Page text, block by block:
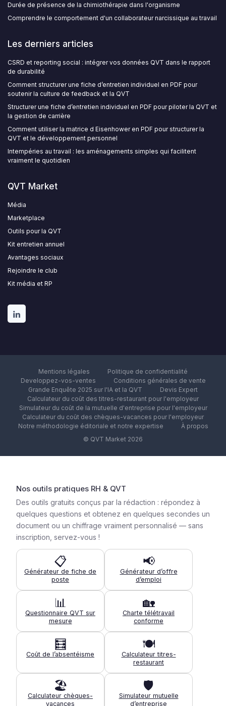
Durée de présence de la chimiothérapie dans l'organisme
Comprendre le comportement d'un collaborateur narcissique au travail
Les derniers articles
CSRD et reporting social : intégrer vos données QVT dans le rapport
de durabilité
Comment structurer une fiche d’entretien individuel en PDF pour
soutenir la culture de feedback et la QVT
Structurer une fiche d’entretien individuel en PDF pour piloter la QVT et
la gestion de carrière
Comment utiliser la matrice d Eisenhower en PDF pour structurer la
QVT et le développement personnel
Intempéries au travail : les aménagements simples qui facilitent
vraiment le quotidien
QVT Market
Média
Marketplace
Outils pour la QVT
Kit entretien annuel
Avantages sociaux
Rejoindre le club
Kit média et RP
Mentions légales
Politique de confidentialité
Developpez-vos-ventes
Conditions générales de vente
Grande Enquête 2025 sur l'IA et la QVT
Devis Expert
Calculateur du coût des titres-restaurant pour l'employeur
Simulateur du coût de la mutuelle d'entreprise pour l'employeur
Calculateur du coût des chèques-vacances pour l'employeur
Notre méthodologie éditoriale et notre expertise
À propos
© QVT Market 2026
Nos outils pratiques RH & QVT
Des outils gratuits conçus par la rédaction : répondez à
quelques questions et obtenez en quelques secondes un
document ou un chiffrage vraiment personnalisé — sans
inscription, servez-vous !
📋
Générateur de fiche de
poste
📢
Générateur d’offre
d’emploi
📊
Questionnaire QVT sur
mesure
🏡
Charte télétravail
conforme
🧮
Coût de l’absentéisme
🍽️
Calculateur titres-
restaurant
🏖️
Calculateur chèques-
vacances
🛡️
Simulateur mutuelle
d’entreprise